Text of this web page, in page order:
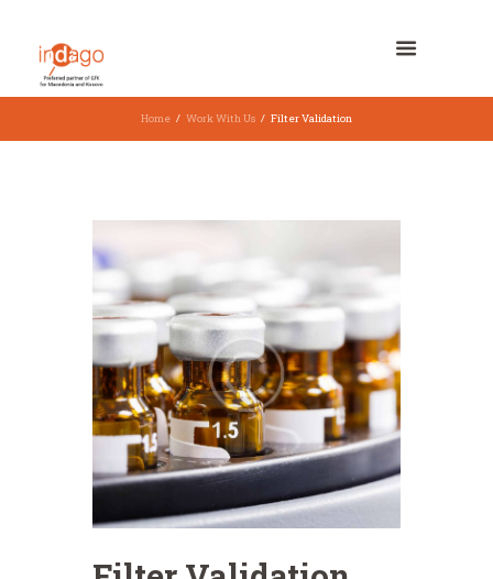
Home Work With Us Filter Validation